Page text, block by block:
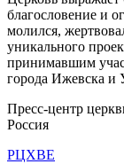
благословение и
молился,
уникального
принимавшим
города Ижевска и
Пресс-центр
Россия
РЦХВЕ